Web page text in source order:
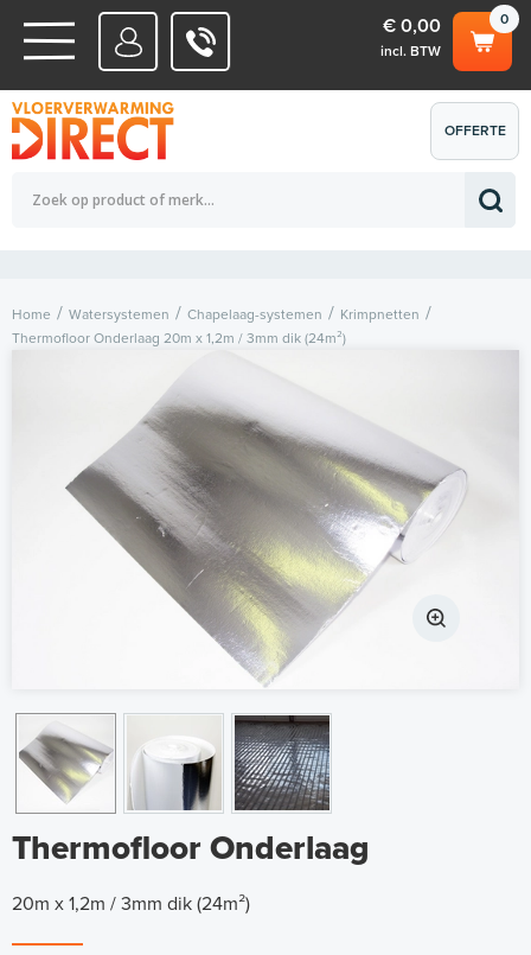
WATERSYSTEMEN
ELEKTRISCHE SYSTEMEN
0
€ 0,00
incl. BTW
Totaalbedrag (incl. BTW) € 0,00
OFFERTE
AANVRAGEN
Home Watersystemen Chapelaag-systemen
Krimpnetten
Thermofloor Onderlaag 20m x 1,2m / 3mm dik (24m²)
Thermofloor Onderlaag
20m x 1,2m / 3mm dik (24m²)